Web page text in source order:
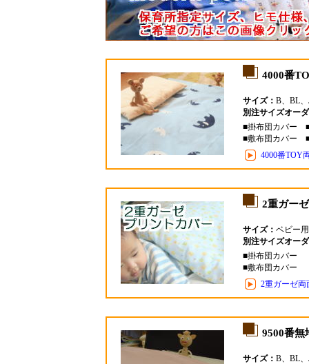
4000番
サイズ： B、BL
別注サイズオー
■掛布団カバー
■敷布団カバー
4000番TOY
2重ガー
サイズ： ベビー用
別注サイズオー
■掛布団カバー
■敷布団カバー
2重ガーゼ両
9500番無
サイズ： B、BL